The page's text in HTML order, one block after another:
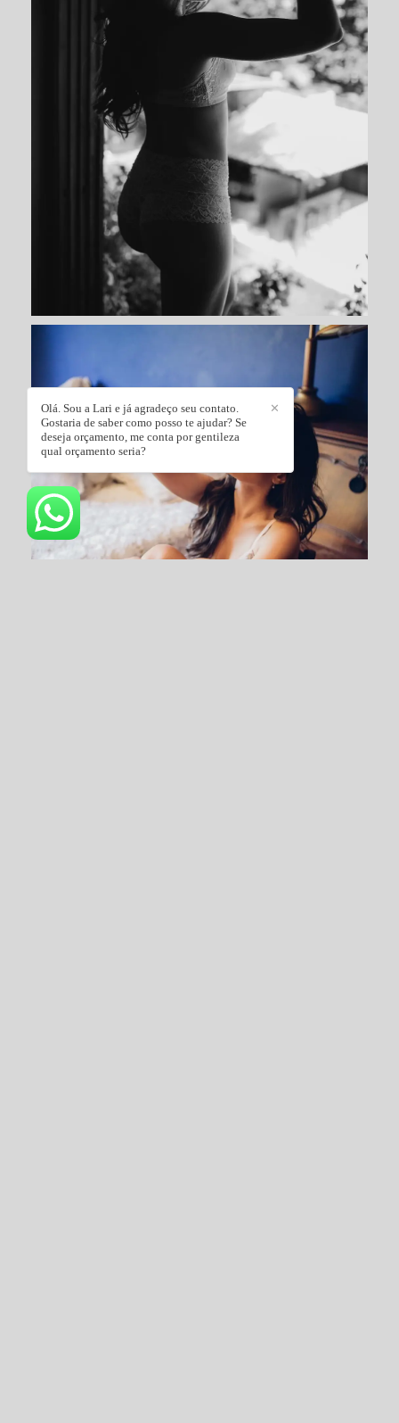
✕
Olá. Sou a Lari e já agradeço seu contato.
Gostaria de saber como posso te ajudar? Se
deseja orçamento, me conta por gentileza
qual orçamento seria?